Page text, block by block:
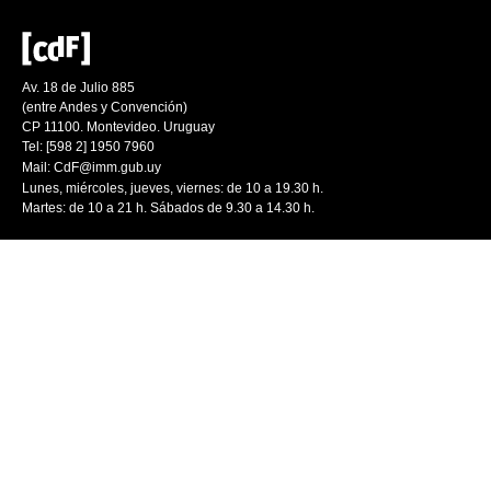
Av. 18 de Julio 885
(entre Andes y Convención)
CP 11100. Montevideo. Uruguay
Tel: [598 2] 1950 7960
Mail: CdF@imm.gub.uy
Lunes, miércoles, jueves, viernes: de 10 a 19.30 h.
Martes: de 10 a 21 h. Sábados de 9.30 a 14.30 h.